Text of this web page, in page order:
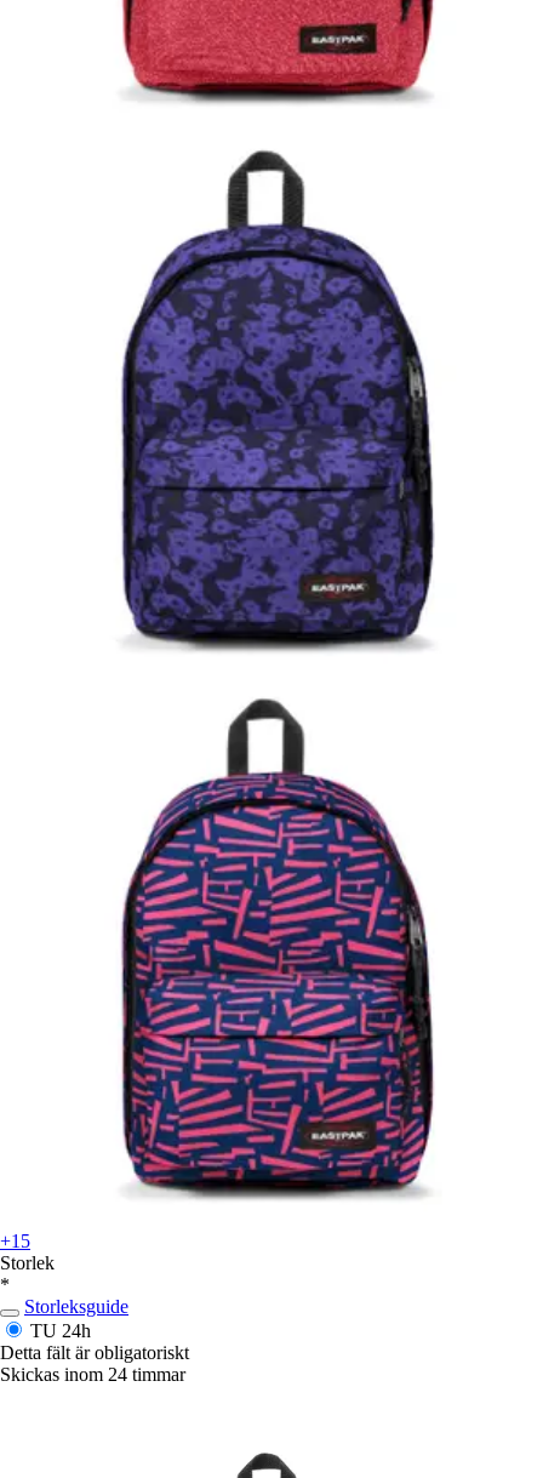
+15
Storlek
*
Storleksguide
TU 24h
Detta fält är obligatoriskt
Skickas inom 24 timmar